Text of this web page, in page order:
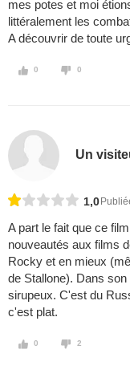
mes potes et moi
littéralement les
A découvrir de toute
0 0
Un
1,0
A part le fait que ce
nouveautés aux films
Rocky et en mieux
de Stallone). Dans
sirupeux. C'est du
c'est plat.
0 2